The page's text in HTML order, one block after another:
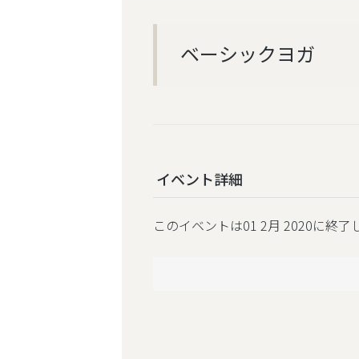
ベーシックヨガ
イベント詳細
このイベントは01 2月 2020に終了